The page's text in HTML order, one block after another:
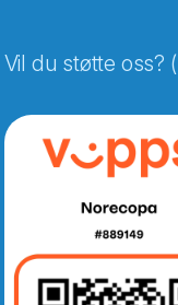
Vil du støtte oss?
fra